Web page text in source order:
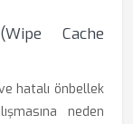
Cache
hatalı önbellek
neden